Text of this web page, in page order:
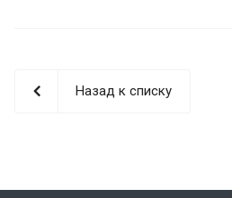
Назад к списку